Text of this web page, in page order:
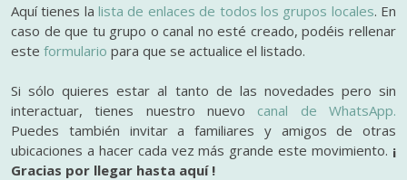
Aquí tienes lalista de enlaces de todos los grupos locales. En
caso de que tu grupo o canal no esté creado, podéis rellenar
este formulario para que se actualice el listado.
Si sólo quieres estar al tanto de las novedades pero sin
interactuar, tienes nuestro nuevo canal de WhatsApp.
Puedes también invitar a familiares y amigos de otras
ubicaciones a hacer cada vez más grande este movimiento. ¡
Gracias por llegar hasta aquí !